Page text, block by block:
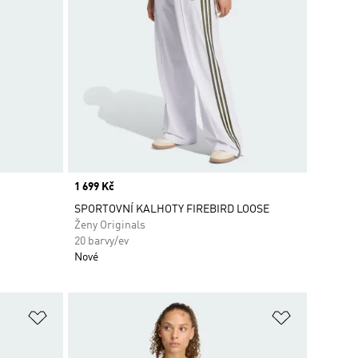
Price
1 699 Kč
SPORTOVNÍ KALHOTY FIREBIRD LOOSE
Ženy Originals
20 barvy/ev
Nové
Přidat do seznamu přání